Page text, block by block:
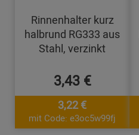
Rinnenhalter kurz
halbrund RG333 aus
Stahl, verzinkt
3,43 €
3,22 €
mit Code: e3oc5w99fj